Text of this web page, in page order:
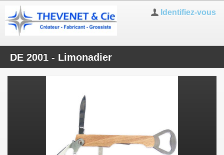
Identifiez-vous
DE 2001 - Limonadier